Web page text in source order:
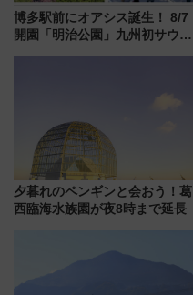
博多駅前にオアシス誕生！ 8/7
開園「明治公園」九州初サウナ
夕暮れのペンギンと会おう！葛
西臨海水族園が夜8時まで延長